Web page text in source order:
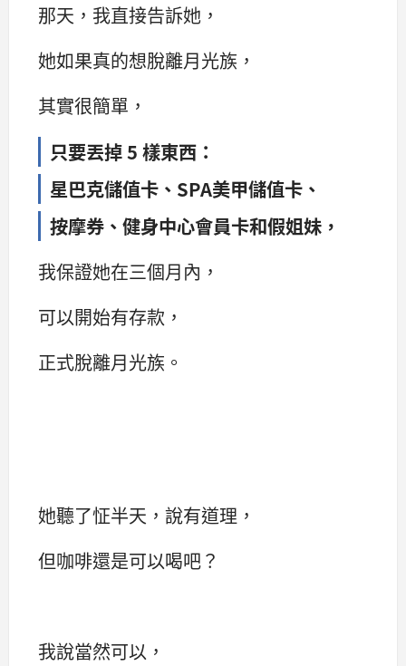
那天，我直接告訴她，
她如果真的想脫離月光族，
其實很簡單，
只要丟掉 5 樣東西：
星巴克儲值卡、SPA美甲儲值卡、
按摩券、健身中心會員卡和假姐妹，
我保證她在三個月內，
可以開始有存款，
正式脫離月光族。
她聽了怔半天，說有道理，
但咖啡還是可以喝吧？
我說當然可以，